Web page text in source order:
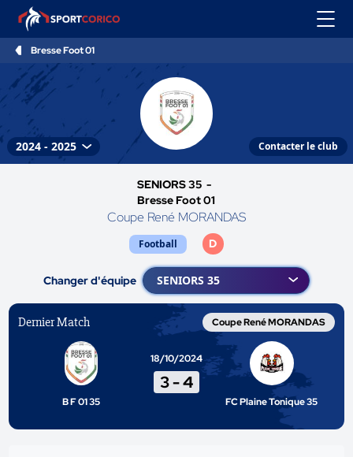
Bresse Foot 01
Contacter le club
SENIORS 35 -
Bresse Foot 01
Coupe René MORANDAS
Football D
Changer d'équipe
Dernier Match Coupe René MORANDAS
B F 01 35
18/10/2024
3-4
FC Plaine Tonique 35